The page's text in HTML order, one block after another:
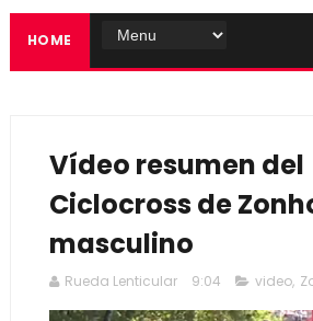
HOME
Vídeo resumen del
Ciclocross de
masculino
Rueda Lenticular 9:04 video,